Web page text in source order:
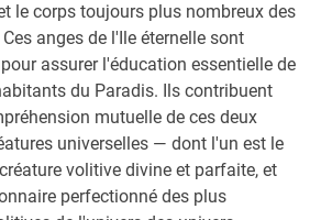
le corps toujours plus nombreux des
Ces anges de l'Ile éternelle sont
assurer l'éducation essentielle de
du Paradis. Ils contribuent
mutuelle de ces deux
universelles — dont l'un est le
volitive divine et parfaite, et
perfectionné des plus